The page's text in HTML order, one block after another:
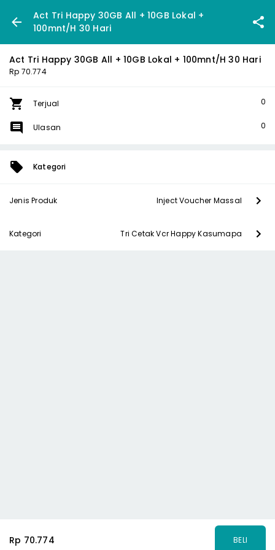
Act Tri Happy 30GB All + 10GB Lokal +
100mnt/H 30 Hari
Act Tri Happy 30GB All + 10GB Lokal + 100mnt/H 30 Hari
Rp 70.774
Terjual 0
Ulasan 0
Kategori
Jenis Produk Inject Voucher Massal
Kategori Tri Cetak Vcr Happy Kasumapa
Rp 70.774 BELI